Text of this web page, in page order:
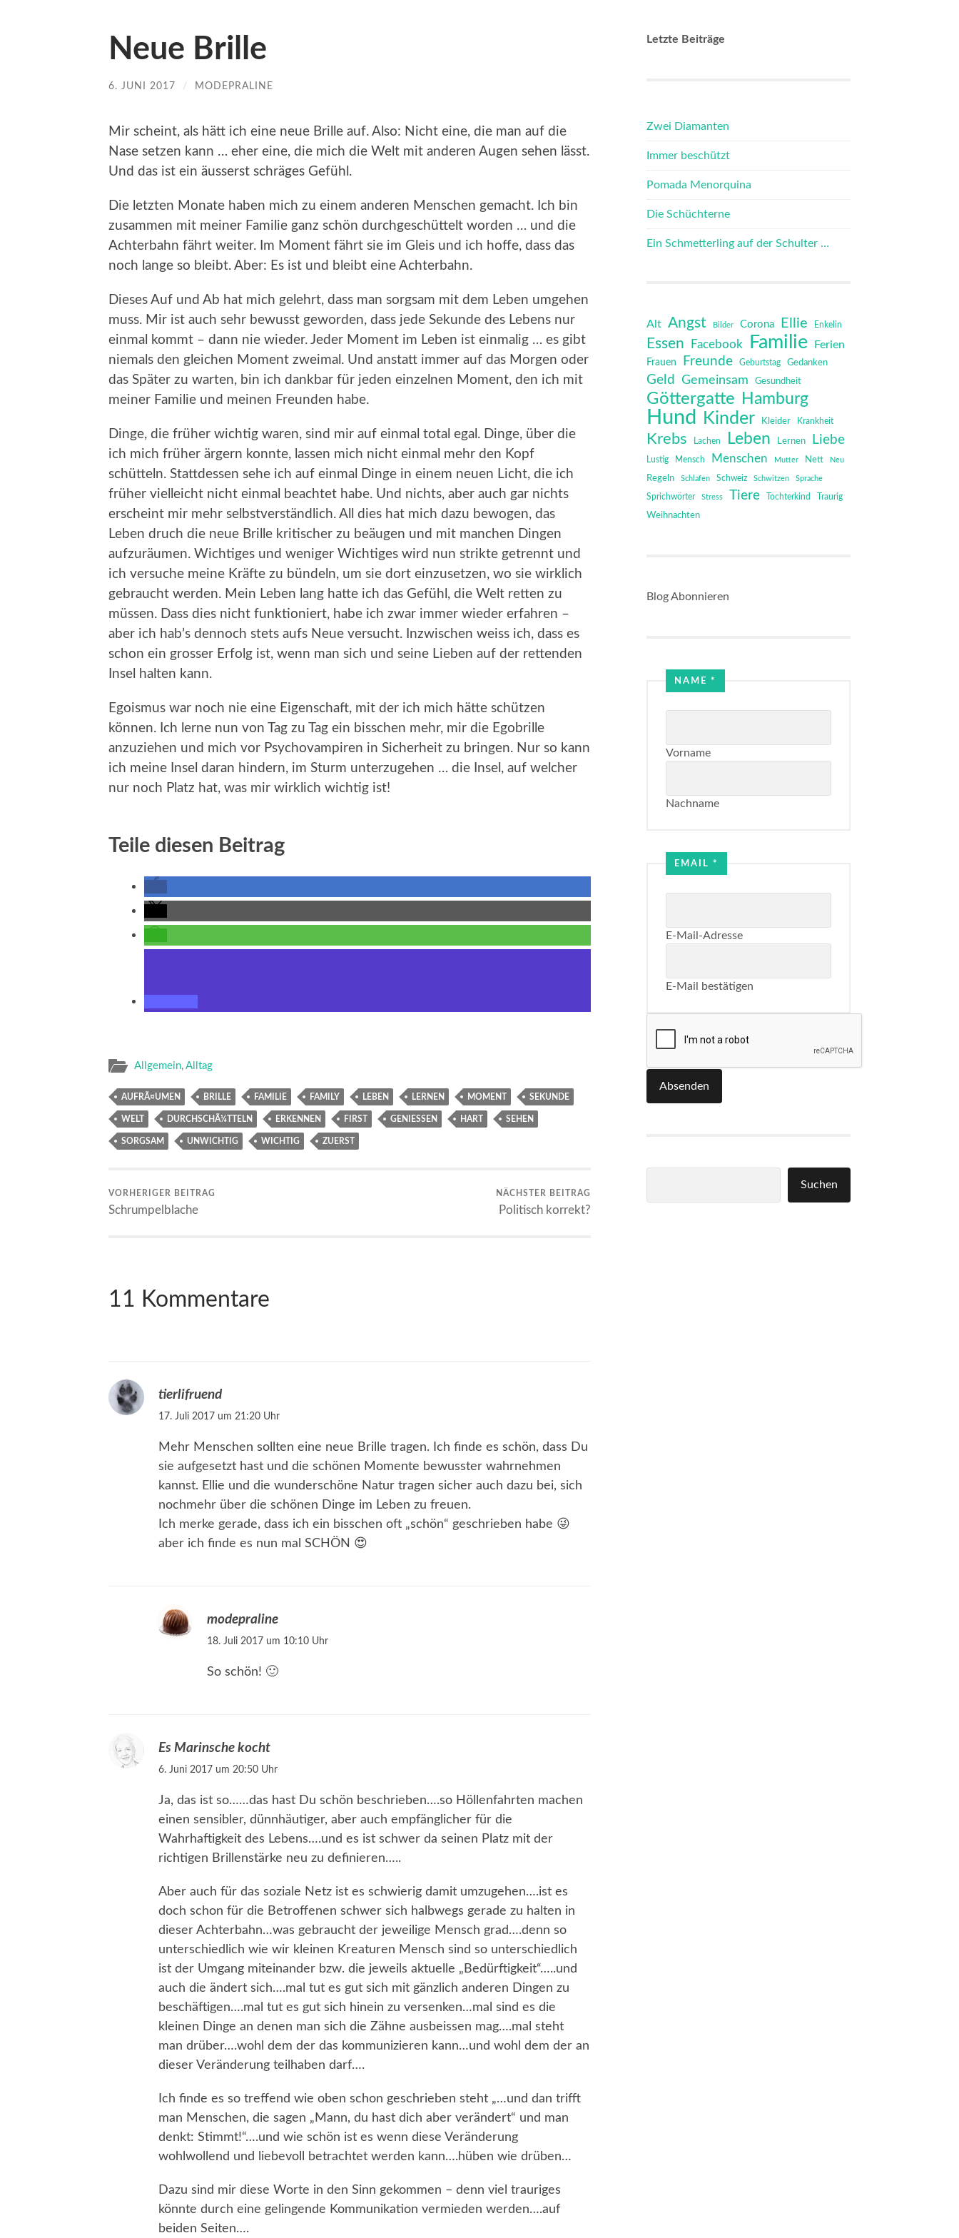
Neue Brille
6. JUNI 2017 / MODEPRALINE
Mir scheint, als hätt ich eine neue Brille auf. Also: Nicht eine, die man auf die
Nase setzen kann … eher eine, die mich die Welt mit anderen Augen sehen lässt.
Und das ist ein äusserst schräges Gefühl.
Die letzten Monate haben mich zu einem anderen Menschen gemacht. Ich bin
zusammen mit meiner Familie ganz schön durchgeschüttelt worden … und die
Achterbahn fährt weiter. Im Moment fährt sie im Gleis und ich hoffe, dass das
noch lange so bleibt. Aber: Es ist und bleibt eine Achterbahn.
Dieses Auf und Ab hat mich gelehrt, dass man sorgsam mit dem Leben umgehen
muss. Mir ist auch sehr bewusst geworden, dass jede Sekunde des Lebens nur
einmal kommt – dann nie wieder. Jeder Moment im Leben ist einmalig … es gibt
niemals den gleichen Moment zweimal. Und anstatt immer auf das Morgen oder
das Später zu warten, bin ich dankbar für jeden einzelnen Moment, den ich mit
meiner Familie und meinen Freunden habe.
Dinge, die früher wichtig waren, sind mir auf einmal total egal. Dinge, über die
ich mich früher ärgern konnte, lassen mich nicht einmal mehr den Kopf
schütteln. Stattdessen sehe ich auf einmal Dinge in einem neuen Licht, die ich
früher vielleicht nicht einmal beachtet habe. Und nichts, aber auch gar nichts
erscheint mir mehr selbstverständlich. All dies hat mich dazu bewogen, das
Leben druch die neue Brille kritischer zu beäugen und mit manchen Dingen
aufzuräumen. Wichtiges und weniger Wichtiges wird nun strikte getrennt und
ich versuche meine Kräfte zu bündeln, um sie dort einzusetzen, wo sie wirklich
gebraucht werden. Mein Leben lang hatte ich das Gefühl, die Welt retten zu
müssen. Dass dies nicht funktioniert, habe ich zwar immer wieder erfahren –
aber ich hab’s dennoch stets aufs Neue versucht. Inzwischen weiss ich, dass es
schon ein grosser Erfolg ist, wenn man sich und seine Lieben auf der rettenden
Insel halten kann.
Egoismus war noch nie eine Eigenschaft, mit der ich mich hätte schützen
können. Ich lerne nun von Tag zu Tag ein bisschen mehr, mir die Egobrille
anzuziehen und mich vor Psychovampiren in Sicherheit zu bringen. Nur so kann
ich meine Insel daran hindern, im Sturm unterzugehen … die Insel, auf welcher
nur noch Platz hat, was mir wirklich wichtig ist!
Teile diesen Beitrag
Allgemein, Alltag
AUFRÃ¤UMEN BRILLE FAMILIE FAMILY LEBEN LERNEN MOMENT SEKUNDE
WELT DURCHSCHÃ¼TTELN ERKENNEN FIRST GENIESSEN HART SEHEN
SORGSAM UNWICHTIG WICHTIG ZUERST
VORHERIGER BEITRAG
Schrumpelblache
NÄCHSTER BEITRAG
Politisch korrekt?
11 Kommentare
tierlifruend
17. Juli 2017 um 21:20 Uhr
Mehr Menschen sollten eine neue Brille tragen. Ich finde es schön, dass Du
sie aufgesetzt hast und die schönen Momente bewusster wahrnehmen
kannst. Ellie und die wunderschöne Natur tragen sicher auch dazu bei, sich
nochmehr über die schönen Dinge im Leben zu freuen.
Ich merke gerade, dass ich ein bisschen oft „schön“ geschrieben habe 😜
aber ich finde es nun mal SCHÖN 😍
modepraline
18. Juli 2017 um 10:10 Uhr
So schön! 🙂
Es Marinsche kocht
6. Juni 2017 um 20:50 Uhr
Ja, das ist so……das hast Du schön beschrieben….so Höllenfahrten machen
einen sensibler, dünnhäutiger, aber auch empfänglicher für die
Wahrhaftigkeit des Lebens….und es ist schwer da seinen Platz mit der
richtigen Brillenstärke neu zu definieren…..
Aber auch für das soziale Netz ist es schwierig damit umzugehen….ist es
doch schon für die Betroffenen schwer sich halbwegs gerade zu halten in
dieser Achterbahn…was gebraucht der jeweilige Mensch grad….denn so
unterschiedlich wie wir kleinen Kreaturen Mensch sind so unterschiedlich
ist der Umgang miteinander bzw. die jeweils aktuelle „Bedürftigkeit“…..und
auch die ändert sich….mal tut es gut sich mit gänzlich anderen Dingen zu
beschäftigen….mal tut es gut sich hinein zu versenken…mal sind es die
kleinen Dinge an denen man sich die Zähne ausbeissen mag….mal steht
man drüber….wohl dem der das kommunizieren kann…und wohl dem der an
dieser Veränderung teilhaben darf….
Ich finde es so treffend wie oben schon geschrieben steht „…und dan trifft
man Menschen, die sagen „Mann, du hast dich aber verändert“ und man
denkt: Stimmt!“….und wie schön ist es wenn diese Veränderung
wohlwollend und liebevoll betrachtet werden kann….hüben wie drüben…
Dazu sind mir diese Worte in den Sinn gekommen – denn viel trauriges
könnte durch eine gelingende Kommunikation vermieden werden….auf
beiden Seiten….
Letzte Beiträge
Zwei Diamanten
Immer beschützt
Pomada Menorquina
Die Schüchterne
Ein Schmetterling auf der Schulter …
Alt Angst Bilder Corona Ellie Enkelin
Essen Facebook Familie Ferien
Frauen Freunde Geburtstag Gedanken
Geld Gemeinsam Gesundheit
Göttergatte Hamburg
Hund Kinder Kleider Krankheit
Krebs Lachen Leben Lernen Liebe
Lustig Mensch Menschen Mutter Nett Neu
Regeln Schlafen Schweiz Schwitzen Sprache
Sprichwörter Stress Tiere Tochterkind Traurig
Weihnachten
Blog Abonnieren
Name
Email
NAME *
Vorname
Nachname
EMAIL *
E-Mail-Adresse
E-Mail bestätigen
Absenden
Suchen